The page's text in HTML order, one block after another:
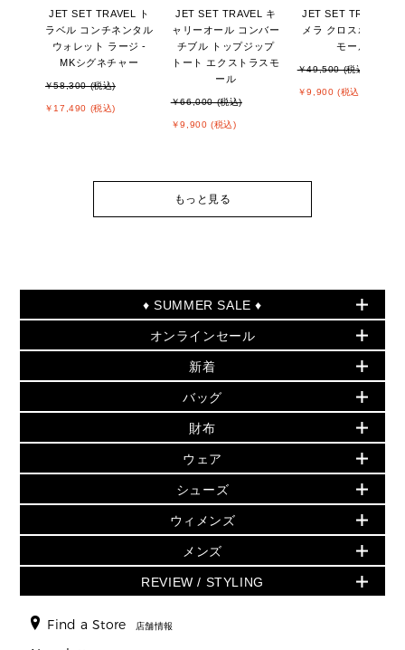
JET SET TRAVEL ト
ラベル コンチネンタル
ウォレット ラージ -
MKシグネチャー
￥58,300 (税込)
￥17,490 (税込)
JET SET TRAVEL キ
ャリーオール コンバー
チブル トップジップ
トート エクストラスモ
ール
￥66,000 (税込)
￥9,900 (税込)
JET SET TRAVEL カ
メラ クロスボディ ス
モール
￥49,500 (税込)
￥9,900 (税込)
もっと見る
♦ SUMMER SALE ♦
セールおすすめアイテム
▶ ウィメンズ
バッグ
小物
シューズ・靴
ウェア
アクセサリー
時計
▶ メンズ
バッグ
オンラインセール
PRODUCT OF THE MONTH - 今月の特別価格
再値下げアイテム
追加アイテム
▶ ウィメンズすべて(ウェア・シューズ除く)
バッグ
財布・小物
ウェア
シューズ
時計・ジュエリー
アクセサリー
新着
初夏のスタイル
▶ すべて
▶ ウィメンズすべて
財布・小物
アクセサリー
フレグランス
シューズ
▶ メンズすべて
バッグ
人気の定番アイテム
日本限定 - バッグ
▶ ウィメンズすべて
トートバッグ
ショルダーバッグ
クロスボディ・斜め掛け
トラベル
財布
日本限定 - 財布・小物
▶ ウィメンズすべて
GREENWICH
折り財布(二つ折り・三つ折り)
長財布
ウェア
▶ ウィメンズすべて
トップス
スカート・パンツ
ジャケット・アウター
▶ メンズすべて
シューズ
▶ ウィメンズすべて
サンダル
スニーカー
▶ メンズすべて
ウィメンズ
人気の定番アイテム
▶ ウィメンズすべて
メンズ
▶ メンズすべて
REVIEW / STYLING
Find a Store 店舗情報